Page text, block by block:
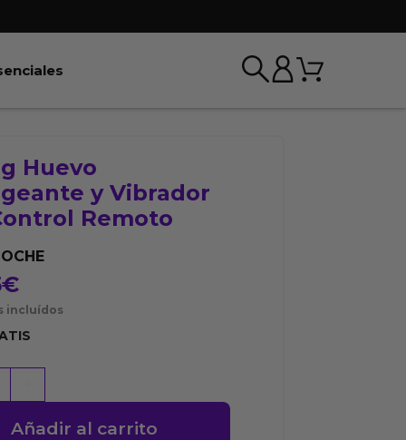
& Bondage Carrito
Huevo
y Vibrador
Remoto
€
incluídos
Añadir al carrito